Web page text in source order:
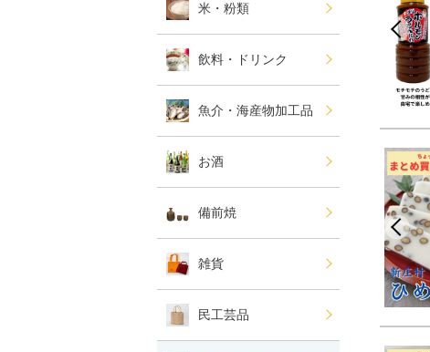
米・粉類
飲料・ドリンク
魚介・海産物加工品
お酒
備前焼
雑貨
民工芸品